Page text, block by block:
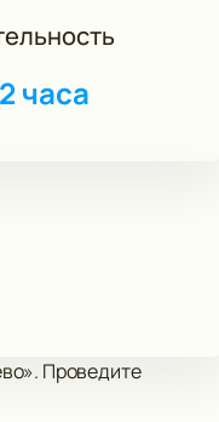
2 часа
Проведите